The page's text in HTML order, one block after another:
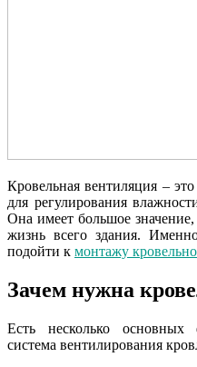
Кровельная вентиляция –
для регулирования
Она имеет большое значение,
жизнь всего здания.
подойти к монтажу
Зачем нужна
Есть несколько
система вентилирования